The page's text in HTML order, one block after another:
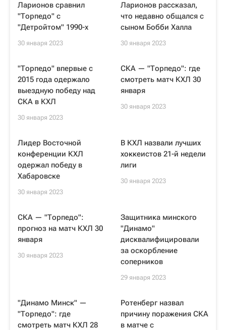
Ларионов сравнил
"Торпедо" с
"Детройтом" 1990-х
30 января 2023
Ларионов рассказал,
что недавно общался с
сыном Бобби Халла
30 января 2023
"Торпедо" впервые с
2015 года одержало
выездную победу над
СКА в КХЛ
30 января 2023
СКА — "Торпедо": где
смотреть матч КХЛ 30
января
30 января 2023
Лидер Восточной
конференции КХЛ
одержал победу в
Хабаровске
30 января 2023
В КХЛ назвали лучших
хоккеистов 21-й недели
лиги
30 января 2023
СКА — "Торпедо":
прогноз на матч КХЛ 30
января
30 января 2023
Защитника минского
"Динамо"
дисквалифицировали
за оскорбление
соперников
29 января 2023
"Динамо Минск" —
"Торпедо": где
смотреть матч КХЛ 28
Ротенберг назвал
причину поражения СКА
в матче с